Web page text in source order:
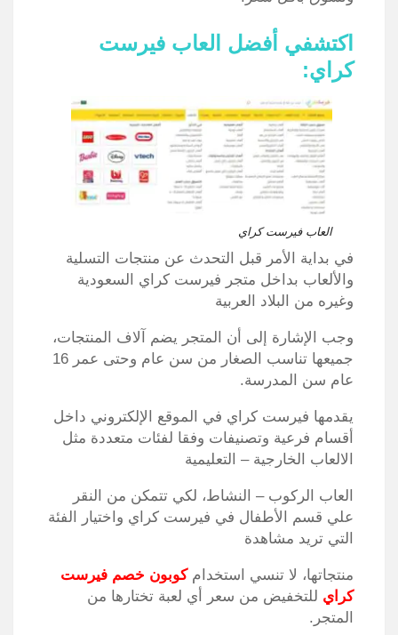
اكتشفي أفضل العاب فيرست
كراي:
العاب فيرست كراي
في بداية الأمر قبل التحدث عن منتجات التسلية
والألعاب بداخل متجر فيرست كراي السعودية
وغيره من البلاد العربية
وجب الإشارة إلى أن المتجر يضم آلاف المنتجات،
جميعها تناسب الصغار من سن عام وحتى عمر 16
عام سن المدرسة.
يقدمها فيرست كراي في الموقع الإلكتروني داخل
أقسام فرعية وتصنيفات وفقا لفئات متعددة مثل
الالعاب الخارجية – التعليمية
العاب الركوب – النشاط، لكي تتمكن من النقر
علي قسم الأطفال في فيرست كراي واختيار الفئة
التي تريد مشاهدة
منتجاتها، لا تنسي استخدامكوبون خصم فيرست
كراي للتخفيض من سعر أي لعبة تختارها من
المتجر.